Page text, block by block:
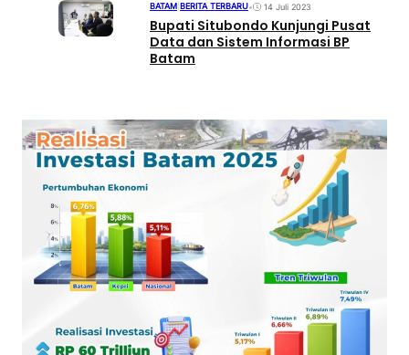
BATAM BERITA TERBARU• 14 Juli 2023
Bupati Situbondo Kunjungi Pusat
Data dan Sistem Informasi BP
Batam